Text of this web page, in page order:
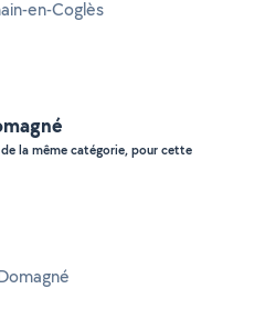
en-Coglès
la même catégorie, pour cette